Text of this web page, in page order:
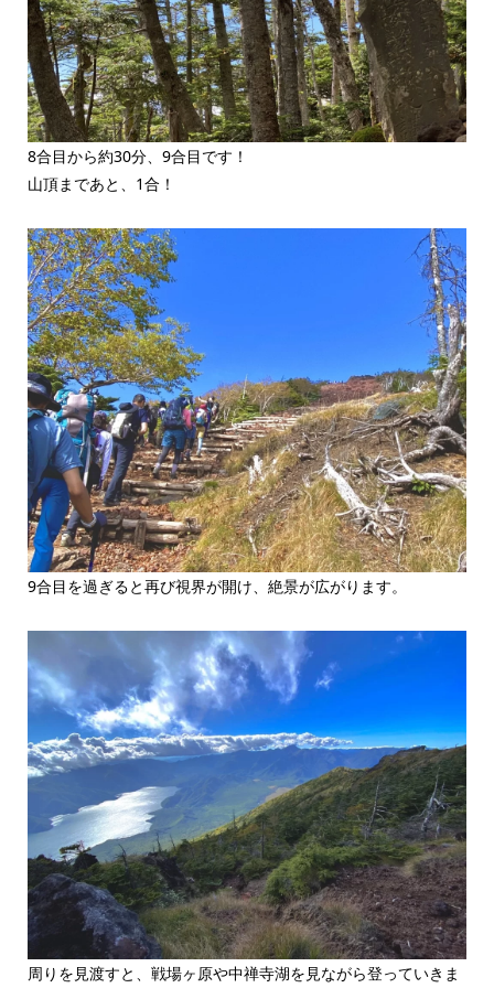
8合目から約30分、9合目です！
山頂まであと、1合！
9合目を過ぎると再び視界が開け、絶景が広がります。
周りを見渡すと、戦場ヶ原や中禅寺湖を見ながら登っていきま